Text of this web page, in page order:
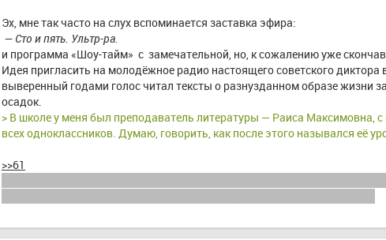
Эх, мне так часто на слух вспоминается заставка эфира:
— Сто и пять. Ультр-ра.
и программа «Шоу-тайм»  с  замечательной, но, к сожалению уже
Идея пригласить на молодёжное радио настоящего советского
выверенный годами голос читал тексты о разнузданном образе жизни
осадок.
> В школе у меня был преподаватель литературы — Раиса Максимовна,
всех одноклассников. Думаю, говорить, как после этого назывался её
>>61